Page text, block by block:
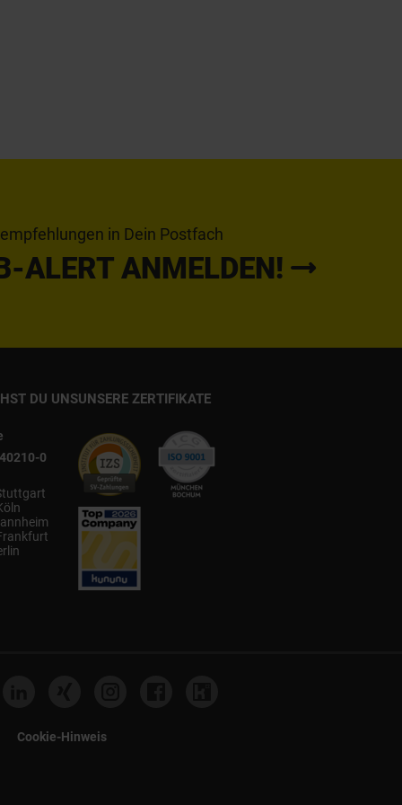
in Dein Postfach
ALERT ANMELDEN!
DU UNS
0
UNSERE ZERTIFIKATE
Cookie-Hinweis